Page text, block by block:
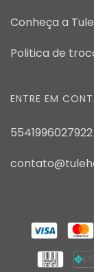
Conheça a
Politica de
ENTRE EM
5541996027922